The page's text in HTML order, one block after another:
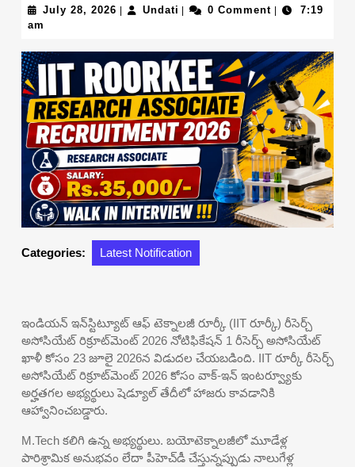
July 28, 2026 July Undati Undati0 Comment
7:19
am
Categories: Latest Notification
ఇండియన్ ఇన్‌స్టిట్యూట్ ఆఫ్ టెక్నాలజీ రూర్కీ (IIT రూర్కీ) రీసెర్చ్
అసోసియేట్ రిక్రూట్‌మెంట్ 2026 నోటిఫికేషన్ 1 రీసెర్చ్ అసోసియేట్
ఖాళీ కోసం 23 జూలై 2026న విడుదల చేయబడింది. IIT రూర్కీ రీసెర్చ్
అసోసియేట్ రిక్రూట్‌మెంట్ 2026 కోసం వాక్-ఇన్ ఇంటర్వ్యూకు
అర్హతగల అభ్యర్థులు షెడ్యూల్ తేదీలో హాజరు కావడానికి
ఆహ్వానించబడ్డారు.
M.Tech కలిగి ఉన్న అభ్యర్థులు. బయోటెక్నాలజీలో మూడేళ్ల
పారిశ్రామిక అనుభవం లేదా పీహెచ్‌డీ చేస్తున్నప్పుడు నాలుగేళ్ల